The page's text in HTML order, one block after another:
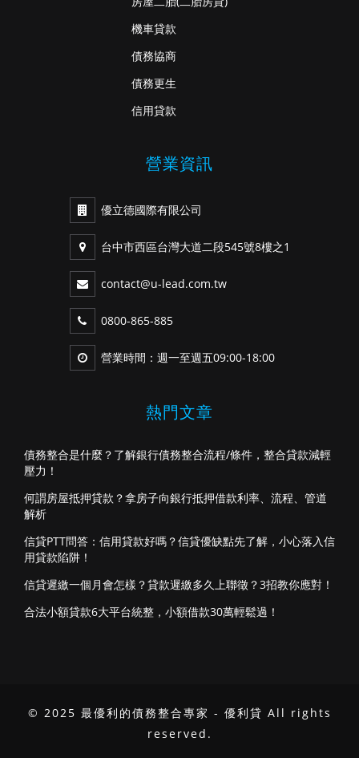
機車貸款
債務協商
債務更生
信用貸款
營業資訊
優立德國際有限公司
台中市西區台灣大道二段545號8樓之1
contact@u-lead.com.tw
0800-865-885
營業時間：週一至週五09:00-18:00
熱門文章
債務整合是什麼？了解銀行債務整合流程/條件，整合貸款減輕
壓力！
何謂房屋抵押貸款？拿房子向銀行抵押借款利率、流程、管道
解析
信貸PTT問答：信用貸款好嗎？信貸優缺點先了解，小心落入信
用貸款陷阱！
信貸遲繳一個月會怎樣？貸款遲繳多久上聯徵？3招教你應對！
合法小額貸款6大平台統整，小額借款30萬輕鬆過！
© 2025 最優利的債務整合專家 - 優利貸 All rights
reserved.